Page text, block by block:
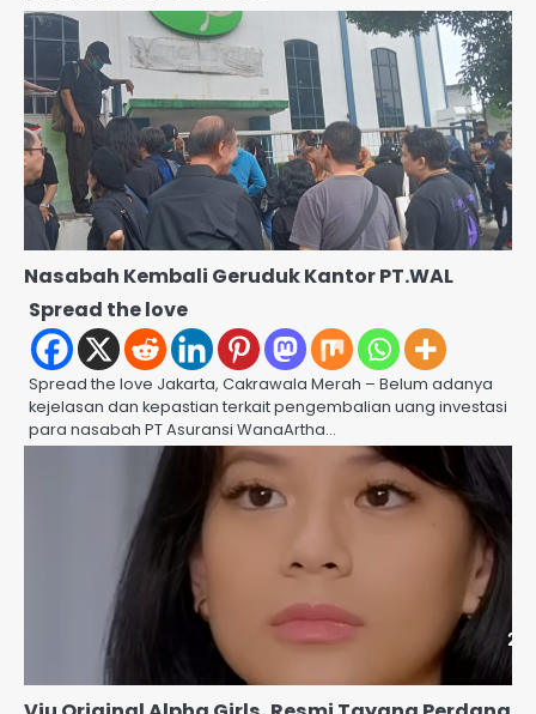
Nasabah Kembali Geruduk Kantor PT.WAL
Spread the love
Spread the love Jakarta, Cakrawala Merah – Belum adanya
kejelasan dan kepastian terkait pengembalian uang investasi
para nasabah PT Asuransi WanaArtha…